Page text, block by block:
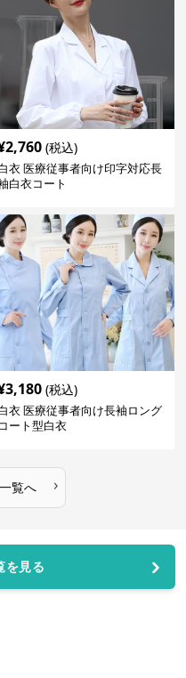
2,760 (税込)
衣 医療従事者向け印字対応長
白衣コート
3,180 (税込)
衣 医療従事者向け長袖ロング
コート型白衣
覧へ ›
を見る